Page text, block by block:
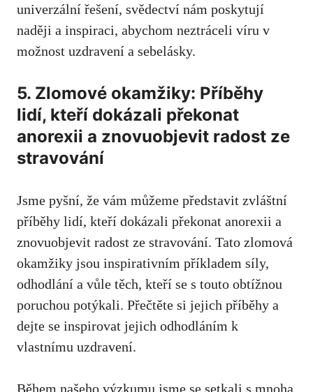
univerzální řešení,‍ svědectví nám poskytují
naději a inspiraci, abychom neztráceli víru v‌
možnost uzdravení a sebelásky.
5. Zlomové okamžiky: Příběhy
lidí, kteří dokázali překonat
anorexii ‍a znovuobjevit radost ze
stravování
Jsme pyšní, že ‌vám můžeme představit zvláštní
příběhy lidí, kteří dokázali překonat anorexii a
znovuobjevit radost ze stravování. Tato zlomová
okamžiky ‍jsou ​inspirativním příkladem síly,
odhodlání a vůle těch,​ kteří se ⁢s touto ⁤obtížnou
poruchou potýkali. Přečtěte si jejich příběhy a
dejte se inspirovat jejich odhodláním k​
vlastnímu uzdravení.
Během našeho výzkumu jsme ‍se setkali s mnoha